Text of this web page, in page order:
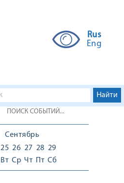
Rus
Eng
Сентябрь
25
Вт
26
Ср
27
Чт
28
Пт
29
Сб